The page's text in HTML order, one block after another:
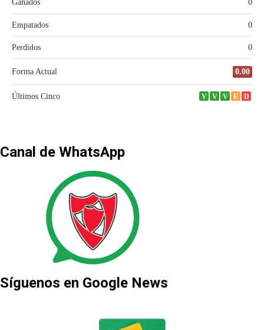
Canal de WhatsApp
Síguenos en Google News